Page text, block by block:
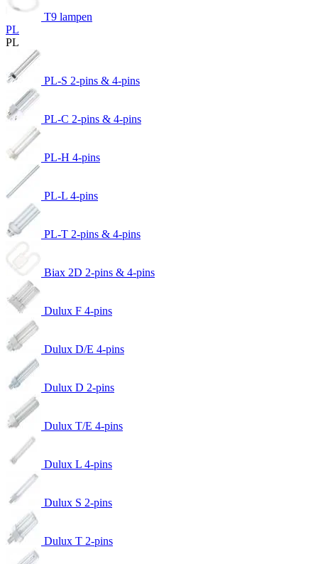
T9 lampen
PL
PL
PL-S 2-pins & 4-pins
PL-C 2-pins & 4-pins
PL-H 4-pins
PL-L 4-pins
PL-T 2-pins & 4-pins
Biax 2D 2-pins & 4-pins
Dulux F 4-pins
Dulux D/E 4-pins
Dulux D 2-pins
Dulux T/E 4-pins
Dulux L 4-pins
Dulux S 2-pins
Dulux T 2-pins